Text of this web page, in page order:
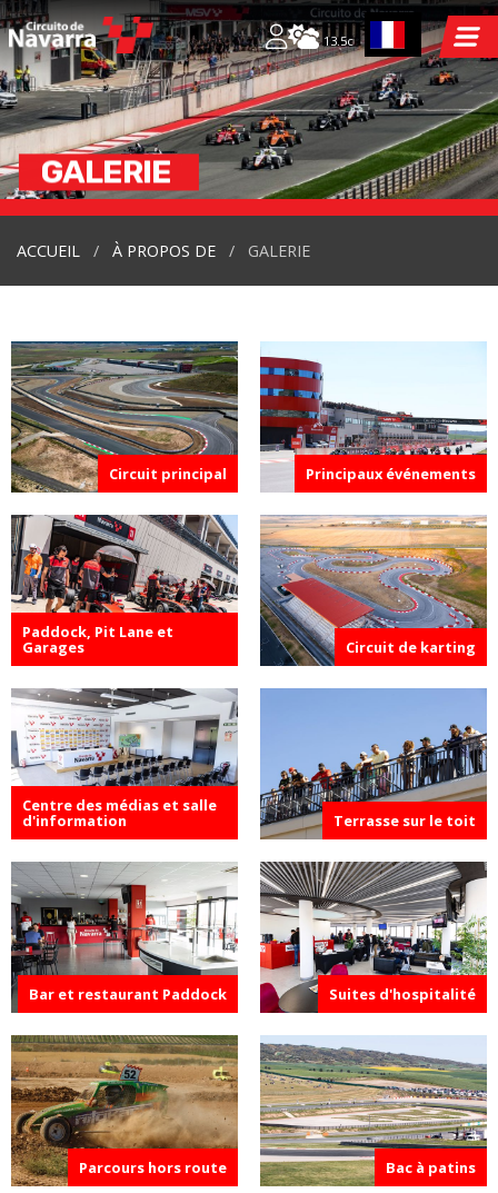
13.5c
GALERIE
ACCUEIL À PROPOS DE GALERIE
Circuit principal Principaux événements
Paddock, Pit Lane et
Garages Circuit de karting
Centre des médias et salle
d'information Terrasse sur le toit
Bar et restaurant Paddock Suites d'hospitalité
Parcours hors route Bac à patins